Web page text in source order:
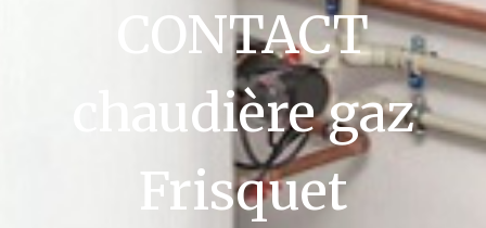
CONTACT
chaudière gaz
Frisquet